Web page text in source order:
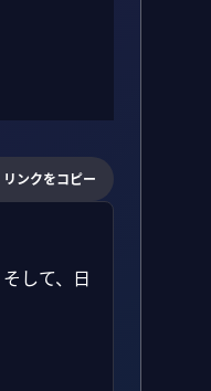
リンクをコピー
して、日